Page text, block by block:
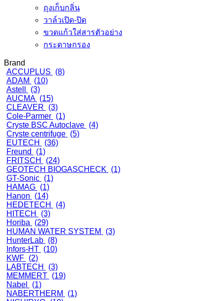
ถุงเก็บกลิ่น
วาล์วเปิด-ปิด
ขวดแก้วใส่สารตัวอย่าง
กระดาษกรอง
Brand
ACCUPLUS
(8)
ADAM
(10)
Astell
(3)
AUCMA (15)
CLEAVER
(3)
Cole-Parmer (1)
Cryste BSC Autoclave (4)
Cryste centrifuge (5)
EUTECH
(36)
Freund
(1)
FRITSCH
(24)
GEOTECH BIOGASCHECK
(1)
GT-Sonic (1)
HAMAG (1)
Hanon
(14)
HEDETECH
(4)
HITECH
(3)
Horiba
(29)
HUMAN WATER SYSTEM
(3)
HunterLab (8)
Infors-HT (10)
KWF (2)
LABTECH
(3)
MEMMERT (19)
Nabel
(1)
NABERTHERM
(1)